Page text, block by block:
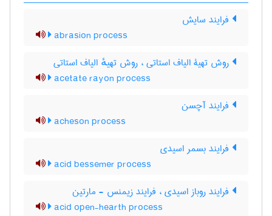
فرایند سایش
abrasion process
روش تهیۀ الیاف استاتی ، روش تهیهٔ الیاف استاتی
acetate rayon process
فرایند آچسن
acheson process
فرایند بسمر اسیدی
acid bessemer process
فرایند روباز اسیدی ، فرایند زیمنس - مارتین
acid open-hearth process